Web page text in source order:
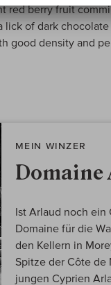
red berry fruit
lick of dark
good density and
MEIN WINZER
Domaine
Ist Arlaud noch
Domaine für die
den Kellern in
Spitze der Côte
jungen Cyprien